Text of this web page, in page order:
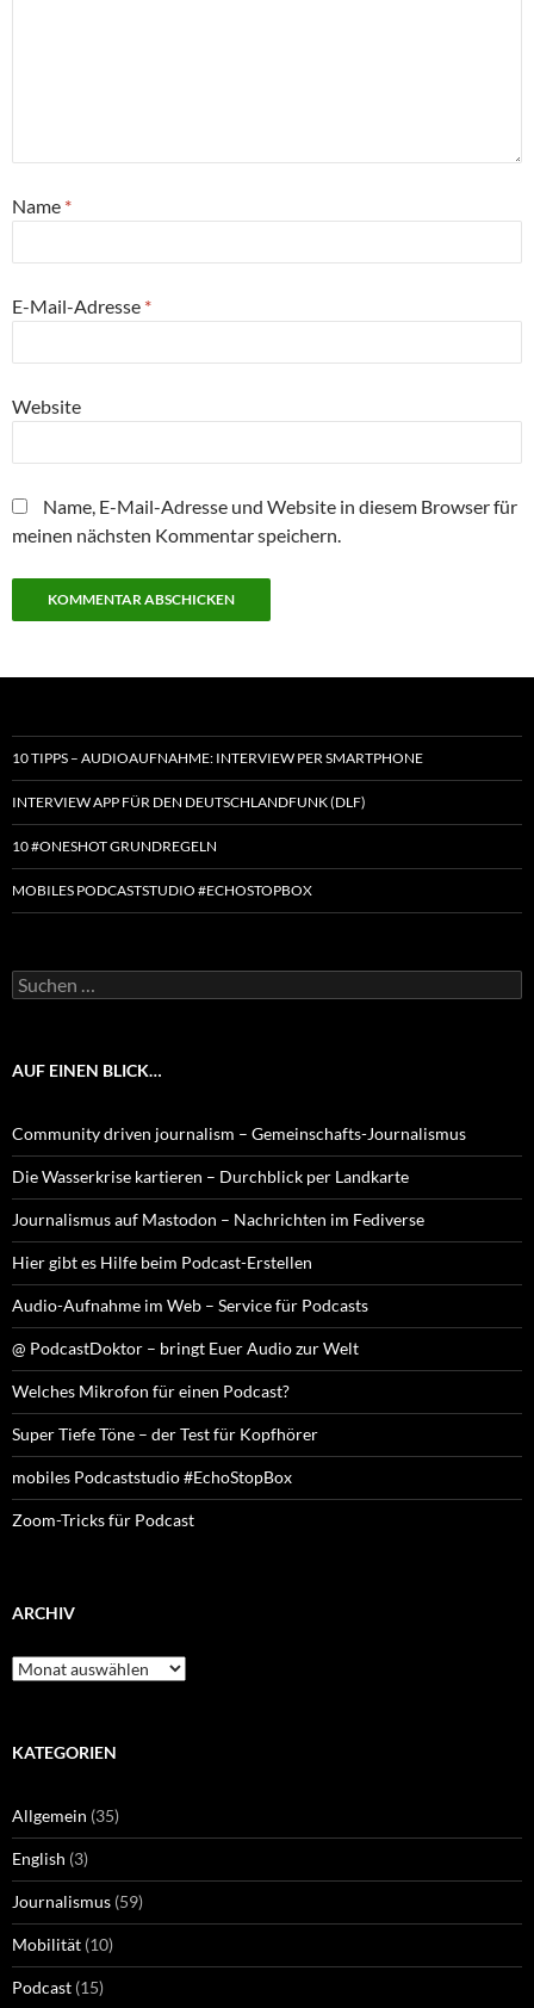
Name *
E-Mail-Adresse *
Website
Name, E-Mail-Adresse und Website in diesem Browser für
meinen nächsten Kommentar speichern.
10 TIPPS – AUDIOAUFNAHME: INTERVIEW PER SMARTPHONE
INTERVIEW APP FÜR DEN DEUTSCHLANDFUNK (DLF)
10 #ONESHOT GRUNDREGELN
MOBILES PODCASTSTUDIO #ECHOSTOPBOX
Suchen
nach:
AUF EINEN BLICK…
Community driven journalism – Gemeinschafts-Journalismus
Die Wasserkrise kartieren – Durchblick per Landkarte
Journalismus auf Mastodon – Nachrichten im Fediverse
Hier gibt es Hilfe beim Podcast-Erstellen
Audio-Aufnahme im Web – Service für Podcasts
@ PodcastDoktor – bringt Euer Audio zur Welt
Welches Mikrofon für einen Podcast?
Super Tiefe Töne – der Test für Kopfhörer
mobiles Podcaststudio #EchoStopBox
Zoom-Tricks für Podcast
ARCHIV
Archiv
KATEGORIEN
Allgemein (35)
English (3)
Journalismus (59)
Mobilität (10)
Podcast (15)